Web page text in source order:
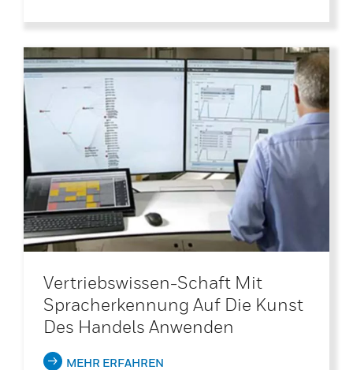
Vertriebswissen-Schaft Mit
Spracherkennung Auf Die Kunst
Des Handels Anwenden
MEHR ERFAHREN